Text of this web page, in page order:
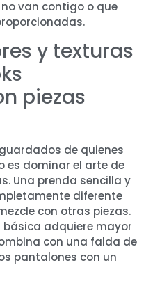
van contigo o que
y texturas
piezas
de quienes
es dominar el arte de
Una prenda sencilla y
diferente
con otras piezas.
básica adquiere mayor
con una falda de
pantalones con un